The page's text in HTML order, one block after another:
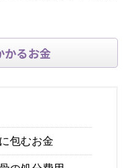
かるお金
包むお金